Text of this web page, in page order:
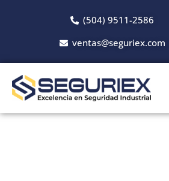
(504) 9511-2586
ventas@seguriex.com